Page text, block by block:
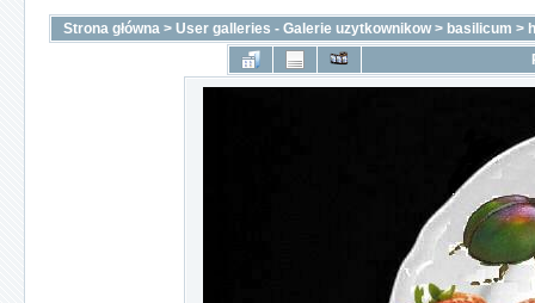
Strona główna > User galleries - Galerie uzytkownikow> basilicum >